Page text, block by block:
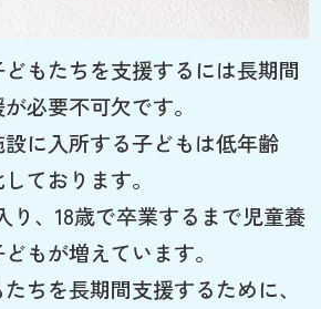
もたちを支援するには長期間
必要不可欠です。
に入所する子どもは低年齢
ております。
り、18歳で卒業するまで児童養
もが増えています。
ちを長期間支援するために、